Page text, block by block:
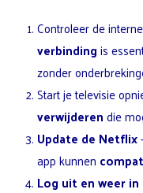
Controleer de
verbindingis
zonder
Start je televisie
verwijderendie
Update de Netflix
app kunnen
Log uit en weer